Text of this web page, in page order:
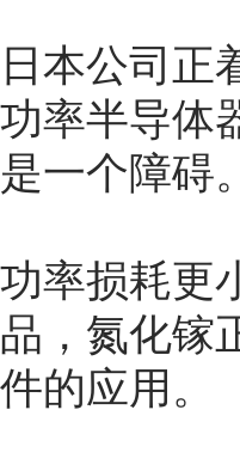
日本公司正
功率半导体
是一个障碍。
功率损耗更
品，氮化镓
件的应用。